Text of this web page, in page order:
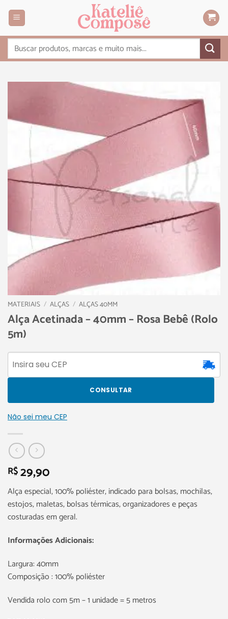
MATERIAIS / ALÇAS / ALÇAS 40MM
Alça Acetinada – 40mm – Rosa Bebê (Rolo
5m)
CONSULTAR
Não sei meu CEP
R$29,90
Alça especial, 100% poliéster, indicado para bolsas, mochilas,
estojos, maletas, bolsas térmicas, organizadores e peças
costuradas em geral.
Informações Adicionais:
Largura: 40mm
Composição : 100% poliéster
Vendida rolo com 5m – 1 unidade = 5 metros